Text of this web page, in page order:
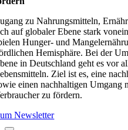
zu Nahrungsmitteln,
auf globaler Ebene stark
Hunger- und
Hemisphäre. Bei der
in Deutschland geht es vor
Ziel ist es, eine
einen nachhaltigen Umgang
zu fördern.
Newsletter